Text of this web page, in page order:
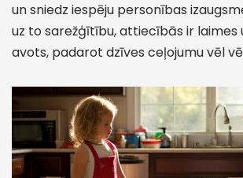
un sniedz iespēju personības
uz to sarežģītību, attiecībās ir laimes
avots, padarot dzīves ceļojumu vēl